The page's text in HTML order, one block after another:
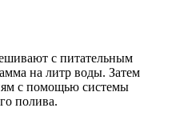
с питательным
на литр воды. Затем
с помощью системы
полива.